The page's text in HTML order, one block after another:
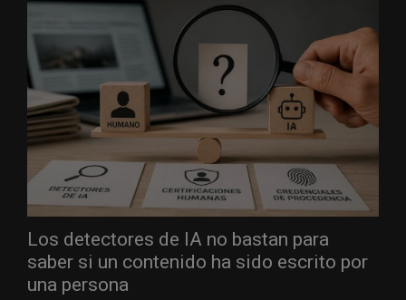
Los detectores de IA no bastan para
saber si un contenido ha sido escrito por
una persona